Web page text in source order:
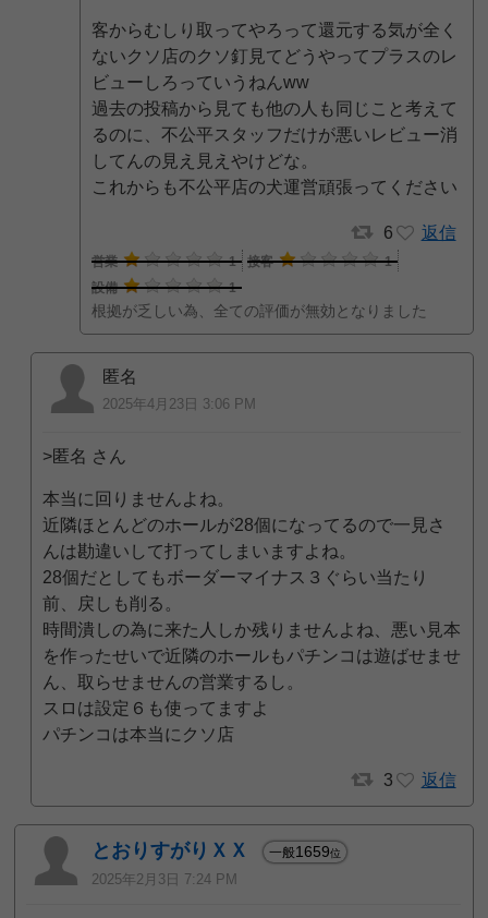
客からむしり取ってやろって還元する気が全く
ないクソ店のクソ釘見てどうやってプラスのレ
ビューしろっていうねんww
過去の投稿から見ても他の人も同じこと考えて
るのに、不公平スタッフだけが悪いレビュー消
してんの見え見えやけどな。
これからも不公平店の犬運営頑張ってください
6 返信
営業 1 接客
1
設備
1
根拠が乏しい為、全ての評価が無効となりました
匿名
2025年4月23日 3:06 PM
>匿名 さん
本当に回りませんよね。
近隣ほとんどのホールが28個になってるので一見さ
んは勘違いして打ってしまいますよね。
28個だとしてもボーダーマイナス３ぐらい当たり
前、戻しも削る。
時間潰しの為に来た人しか残りませんよね、悪い見本
を作ったせいで近隣のホールもパチンコは遊ばせませ
ん、取らせませんの営業するし。
スロは設定６も使ってますよ
パチンコは本当にクソ店
3 返信
とおりすがりＸＸ 一般1659位
2025年2月3日 7:24 PM